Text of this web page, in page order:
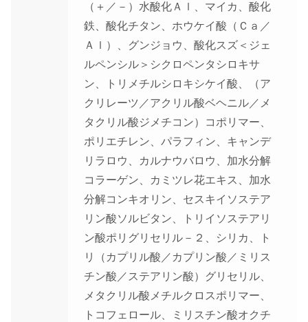
（＋／－）水酸化Ａｌ、マイカ、酸化
鉄、酸化チタン、ホウケイ酸（Ｃａ／
Ａｌ）、グンジョウ、酸化スズ＜ジェ
ルペンシル＞シクロペンタシロキサ
ン、トリメチルシロキシケイ酸、（ア
クリレーツ／アクリル酸ベヘニル／メ
タクリル酸ジメチコン）コポリマー、
ポリエチレン、パラフィン、キャンデ
リラロウ、カルナウバロウ、加水分解
コラーゲン、カミツレ花エキス、加水
分解コンキオリン、セスキイソステア
リン酸ソルビタン、トリイソステアリ
ン酸ポリグリセリル－２、シリカ、ト
リ（カプリル酸／カプリン酸／ミリス
チン酸／ステアリン酸）グリセリル、
メタクリル酸メチルクロスポリマー、
トコフェロール、ミリスチン酸オクチ